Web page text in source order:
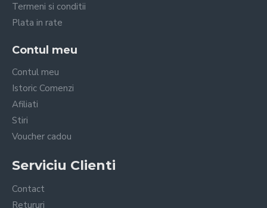
Termeni si conditii
Plata in rate
Contul meu
Contul meu
Istoric Comenzi
Afiliati
Stiri
Voucher cadou
Serviciu Clienti
Contact
Retururi